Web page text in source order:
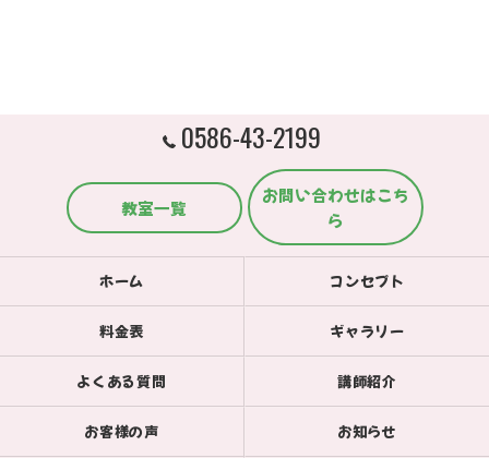
0586-43-2199
教室一覧
お問い合わせはこち
ら
ホーム コンセプト
料金表 ギャラリー
よくある質問 講師紹介
お客様の声 お知らせ